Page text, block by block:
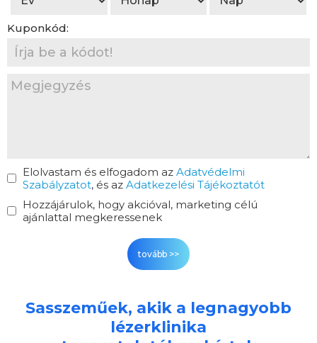
Kuponkód:
Elolvastam és elfogadom az Adatvédelmi
Szabályzatot, és az Adatkezelési Tájékoztatót
Hozzájárulok, hogy akcióval, marketing célú
ajánlattal megkeressenek
Sasszeműek, akik a legnagyobb
lézerklinika